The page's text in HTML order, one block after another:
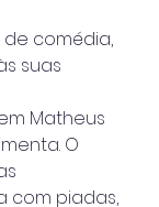
de comédia,
suas
Matheus
O
com piadas,